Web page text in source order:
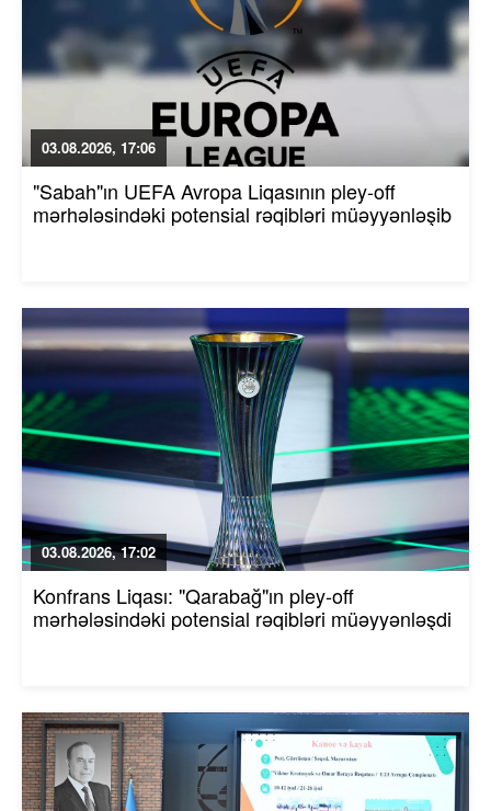
03.08.2026, 17:06
"Sabah"ın UEFA Avropa Liqasının pley-off
mərhələsindəki potensial rəqibləri müəyyənləşib
03.08.2026, 17:02
Konfrans Liqası: "Qarabağ"ın pley-off
mərhələsindəki potensial rəqibləri müəyyənləşdi